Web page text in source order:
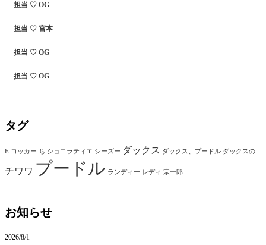
担当 ♡ OG
担当 ♡ 宮本
担当 ♡ OG
担当 ♡ OG
タグ
E.コッカー ち ショコラティエ シーズー ダックス ダックス、プードル ダックスの
チワワ プードル ランディー レディ 宗一郎
お知らせ
2026/8/1